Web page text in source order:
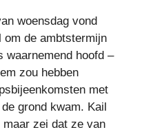
woensdag vond
om de ambtstermijn
waarnemend hoofd –
zou hebben
met
grond kwam. Kail
maar zei dat ze van